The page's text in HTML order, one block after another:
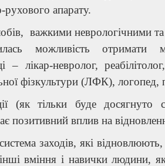
рухового апарату.
важкими неврологічними
можливість отримати
– лікар-невролог,
фізкультури (ЛФК),
(як тільки буде досягнуто
позитивний вплив на
заходів, які
інші вміння і навички людини,